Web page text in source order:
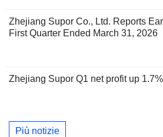
Zhejiang Supor Co., Ltd. Reports
First Quarter Ended March 31, 2026
Zhejiang Supor Q1 net profit up
Più notizie